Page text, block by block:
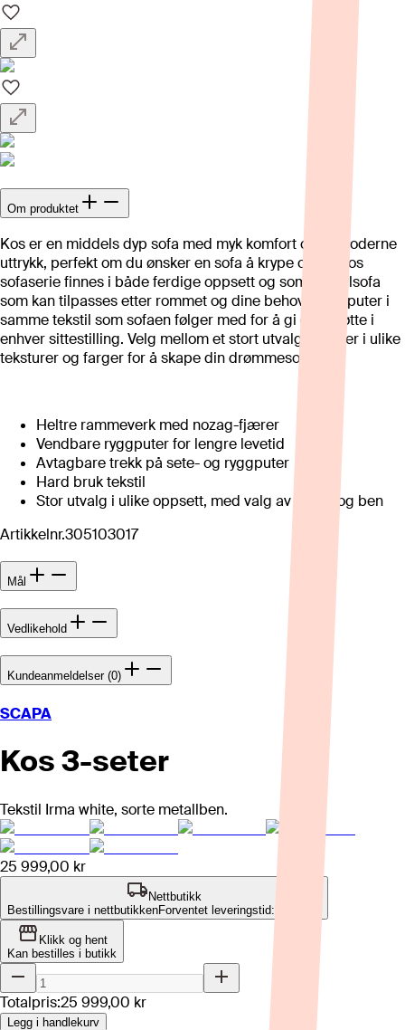
Om produktet
Kos er en middels dyp sofa med myk komfort og et moderne
uttrykk, perfekt om du ønsker en sofa å krype opp i. Kos
sofaserie finnes i både ferdige oppsett og som modulsofa
som kan tilpasses etter rommet og dine behov. Pynteputer i
samme tekstil som sofaen følger med for å gi god støtte i
enhver sittestilling. Velg mellom et stort utvalg tekstiler i ulike
teksturer og farger for å skape din drømmesofa.
Heltre rammeverk med nozag-fjærer
Vendbare ryggputer for lengre levetid
Avtagbare trekk på sete- og ryggputer
Hard bruk tekstil
Stor utvalg i ulike oppsett, med valg av tekstil og ben
Artikkelnr.305103017
Mål
Vedlikehold
Kundeanmeldelser (0)
SCAPA
Kos 3-seter
Tekstil Irma white, sorte metallben.
25 999,00 kr
Nettbutikk
Bestillingsvare i nettbutikkenForventet leveringstid: 4-8 uker
Klikk og hent
Kan bestilles i butikk
Totalpris:25 999,00 kr
Legg i handlekurv